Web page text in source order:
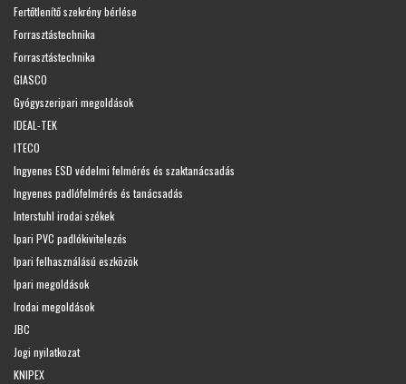
Fertőtlenítő szekrény bérlése
Forrasztástechnika
Forrasztástechnika
GIASCO
Gyógyszeripari megoldások
IDEAL-TEK
ITECO
Ingyenes ESD védelmi felmérés és szaktanácsadás
Ingyenes padlófelmérés és tanácsadás
Interstuhl irodai székek
Ipari PVC padlókivitelezés
Ipari felhasználású eszközök
Ipari megoldások
Irodai megoldások
JBC
Jogi nyilatkozat
KNIPEX